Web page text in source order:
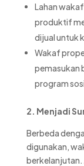
Lahan
produktif
dijual untuk
Wakaf
pemasukan
program
2. Menjadi
Berbeda
digunakan,